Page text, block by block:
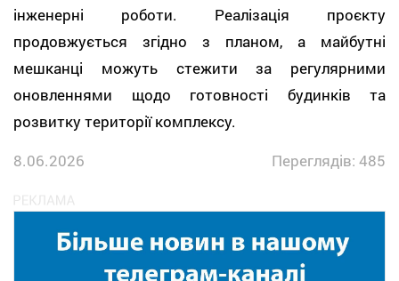
інженерні роботи. Реалізація проєкту
продовжується згідно з планом, а майбутні
мешканці можуть стежити за регулярними
оновленнями щодо готовності будинків та
розвитку території комплексу.
8.06.2026
Переглядів: 485